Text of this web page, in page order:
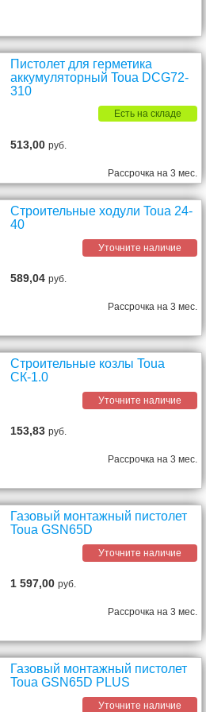
Пистолет для герметика
аккумуляторный Toua DCG72-
310
Есть на складе
513,00руб.
Рассрочка на 3 мес.
Строительные ходули Toua 24-
40
Уточните наличие
589,04руб.
Рассрочка на 3 мес.
Строительные козлы Toua
СК-1.0
Уточните наличие
153,83руб.
Рассрочка на 3 мес.
Газовый монтажный пистолет
Toua GSN65D
Уточните наличие
1 597,00руб.
Рассрочка на 3 мес.
Газовый монтажный пистолет
Toua GSN65D PLUS
Уточните наличие